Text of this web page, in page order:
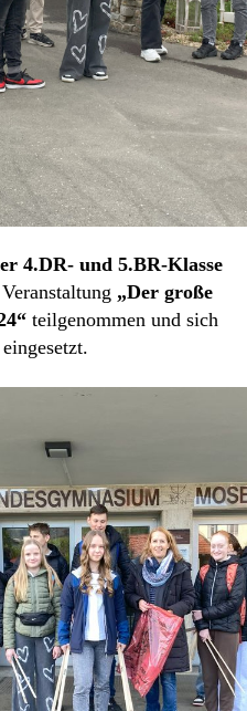
4.DR- und 5.BR-Klasse
„Der große
teilgenommen und sich